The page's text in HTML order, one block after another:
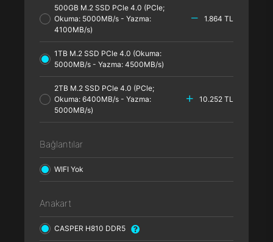
500GB M.2 SSD PCle 4.0 (PCle;
Okuma: 5000MB/s - Yazma:
4100MB/s)
1.864 TL
1TB M.2 SSD PCle 4.0 (Okuma:
5000MB/s - Yazma: 4500MB/s)
2TB M.2 SSD PCle 4.0 (PCle;
Okuma: 6400MB/s - Yazma:
5000MB/s)
10.252 TL
Bağlantılar
WIFI Yok
Anakart
CASPER H810 DDR5